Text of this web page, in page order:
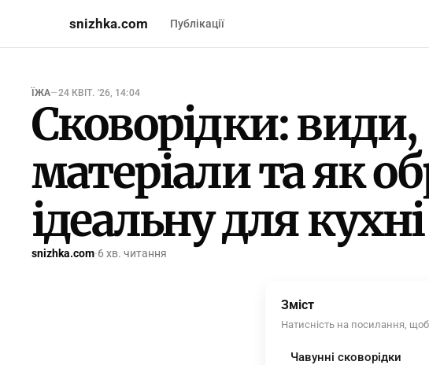
snizhka.com Публікації
ЇЖА—24 КВІТ. '26, 14:04
Сковорідки: види,
матеріали та як
ідеальну для кухні
snizhka.com·6 хв. читання
Зміст
Натисність на посилання,
Чавунні сковорідки